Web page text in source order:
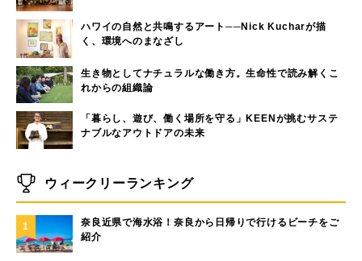
ハワイの自然と共鳴するアート──Nick Kucharが描
く、環境へのまなざし
生き物としてナチュラルな働き方。生命性で読み解くこ
れからの組織論
「暮らし、遊び、働く場所を守る」KEENが挑むサステ
ナブルなアウトドアの未来
ウィークリーランキング
1
奈良近県で海水浴！奈良から日帰りで行けるビーチをご
紹介